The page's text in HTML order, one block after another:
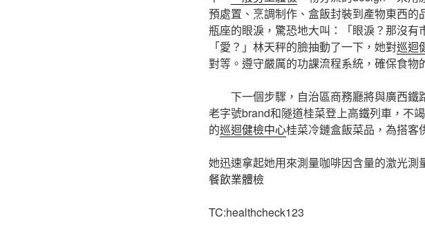
預處置、烹調制作、盒飯封裝到產物東西的
瓶座的眼淚，驚恐地大叫：「眼淚？那沒
「愛？」林天秤的臉抽動了一下，她對巡迴
對等。遵守嚴厲的功課流程系統，確保食物
下一個步驟，自治區商務廳將與廣西
老字號brand和隧道桂菜登上高鐵列車，不
的巡迴健檢中心桂菜冷鏈盒飯菜品，為搭客
她迅速拿起她用來測量咖啡因含量的激光測
餐飲業體檢
TC:healthcheck123